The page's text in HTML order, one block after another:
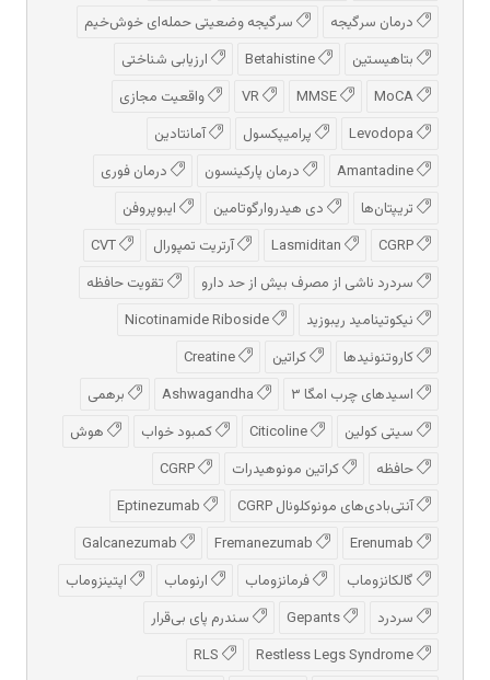
درمان سرگیجه
سرگیجه وضعیتی حمله‌ای خوش‌خیم
بتاهیستین
ارزیابی شناختی
واقعیت مجازی
پرامیپکسول
آمانتادین
درمان پارکینسون
درمان فوری
تریپتان‌ها
دی هیدروارگوتامین
ایبوپروفن
آرتریت تمپورال
سردرد ناشی از مصرف بیش از حد دارو
تقویت حافظه
نیکوتینامید ریبوزید
کاروتنوئیدها
کراتین
اسیدهای چرب امگا ۳
برهمی
سیتی کولین
کمبود خواب
هوش
حافظه
کراتین مونوهیدرات
آنتی‌بادی‌های مونوکلونال CGRP
گالکانزوماب
فرمانزوماب ارنوماب
اپتینزوماب
سردرد
سندرم پای بی‌قرار